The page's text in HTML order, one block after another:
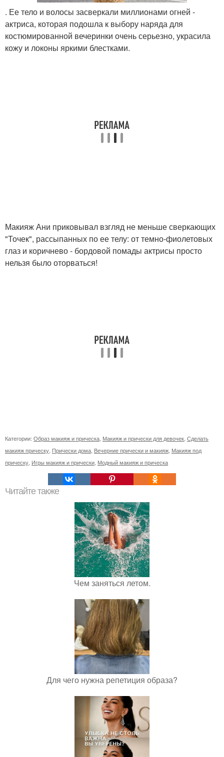
. Ее тело и волосы засверкали миллионами огней -
актриса, которая подошла к выбору наряда для
костюмированной вечеринки очень серьезно, украсила
кожу и локоны яркими блестками.
Макияж Ани приковывал взгляд не меньше сверкающих
"Точек", рассыпанных по ее телу: от темно-фиолетовых
глаз и коричнево - бордовой помады актрисы просто
нельзя было оторваться!
Категории: Образ макияж и прическа Макияж и прически для девочек Сделать
макияж прическу Прически дома Вечерние прически и макияж Макияж под
прическу Игры макияж и прически Модный макияж и прическа
Читайте также
Чем заняться летом.
Для чего нужна репетиция образа?